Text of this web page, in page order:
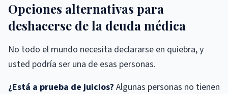
Opciones alternativas para
deshacerse de la deuda médica
No todo el mundo necesita declararse en quiebra, y
usted podría ser una de esas personas.
¿Está a prueba de juicios? Algunas personas no tienen